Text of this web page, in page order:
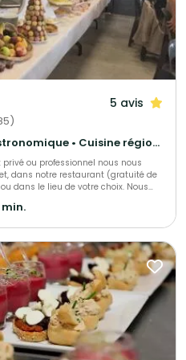
Chef Wawa et
garantie d'un service de restauration
organisation irréprochable. Notre
et services de traiteur vous promet
les esprits, en créant des
pour Chef Wawa,
et organisationnelle éprouvée
5 avis
Barbecue et grillades • Gastronomique • Cuisine régionale
ou professionnel nous nous
dans notre restaurant (gratuité de
dans le lieu de votre choix. Nous
pour le succès de votre réception.